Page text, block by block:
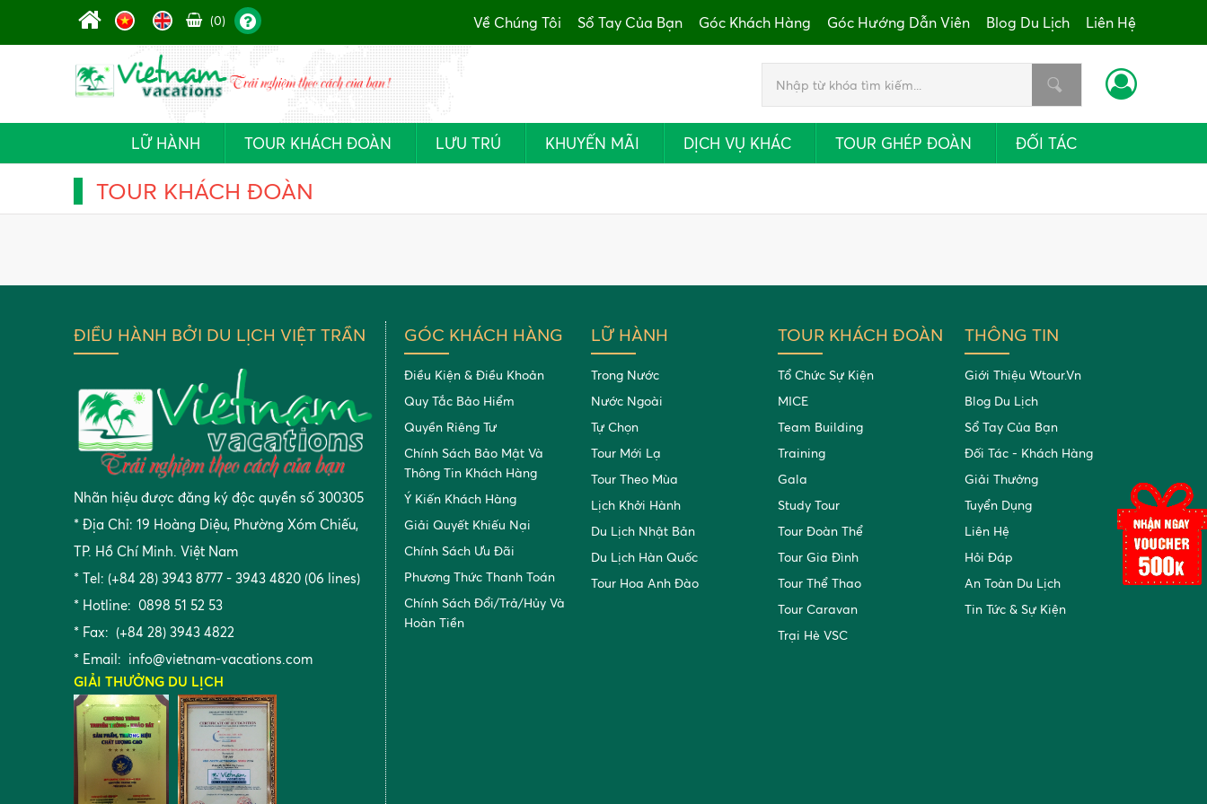
(0) Về Chúng Tôi Sổ Tay Của Bạn Góc Khách Hàng Góc Hướng Dẫn Viên Blog Du Lịch Liên Hệ
LỮ HÀNH TOUR KHÁCH ĐOÀN LƯU TRÚ KHUYẾN MÃI DỊCH VỤ KHÁC TOUR GHÉP ĐOÀN ĐỐI TÁC
TOUR KHÁCH ĐOÀN
ĐIỀU HÀNH BỞI DU LỊCH VIỆT TRẦN
Nhãn hiệu được đăng ký độc quyền số 300305
* Địa Chỉ: 19 Hoàng Diệu, Phường Xóm Chiếu,
TP. Hồ Chí Minh. Việt Nam
* Tel: (+84 28) 3943 8777 - 3943 4820 (06 lines)
* Hotline: 0898 51 52 53
* Fax: (+84 28) 3943 4822
* Email: info@vietnam-vacations.com
GIẢI THƯỞNG DU LỊCH
GÓC KHÁCH HÀNG
Điều Kiện & Điều Khoản
Quy Tắc Bảo Hiểm
Quyền Riêng Tư
Chính Sách Bảo Mật Và
Thông Tin Khách Hàng
Ý Kiến Khách Hàng
Giải Quyết Khiếu Nại
Chính Sách Ưu Đãi
Phương Thức Thanh Toán
Chính Sách Đổi/trả/hủy Và
Hoàn Tiền
LỮ HÀNH
Trong Nước
Nước Ngoài
Tự Chọn
Tour Mới Lạ
Tour Theo Mùa
Lịch Khởi Hành
Du Lịch Nhật Bản
Du Lịch Hàn Quốc
Tour Hoa Anh Đào
TOUR KHÁCH ĐOÀN
Tổ Chức Sự Kiện
MICE
Team Building
Training
Gala
Study Tour
Tour Đoàn Thể
Tour Gia Đình
Tour Thể Thao
Tour Caravan
Trại Hè VSC
THÔNG TIN
Giới Thiệu Wtour.vn
Blog Du Lịch
Sổ Tay Của Bạn
Đối Tác - Khách Hàng
Giải Thưởng
Tuyển Dụng
Liên Hệ
Hỏi Đáp
An Toàn Du Lịch
Tin Tức & Sự Kiện